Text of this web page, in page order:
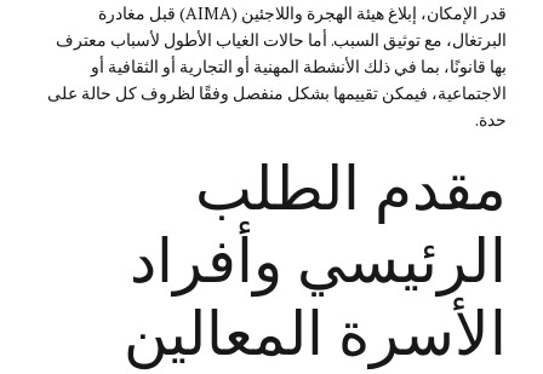
قدر الإمكان، إبلاغ هيئة الهجرة واللاجئين (AIMA) قبل مغادرة
البرتغال، مع توثيق السبب. أما حالات الغياب الأطول لأسباب معترف
بها قانونًا، بما في ذلك الأنشطة المهنية أو التجارية أو الثقافية أو
الاجتماعية، فيمكن تقييمها بشكل منفصل وفقًا لظروف كل حالة على
حدة.
مقدم الطلب
الرئيسي وأفراد
الأسرة المعالين